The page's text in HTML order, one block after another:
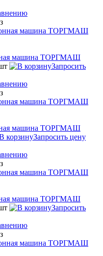
машина ТОРГМАШ
Запросить
машина ТОРГМАШ
Запросить цену
машина ТОРГМАШ
Запросить